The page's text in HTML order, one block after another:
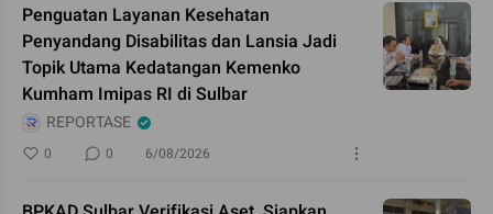
Penguatan Layanan Kesehatan
Penyandang Disabilitas dan Lansia Jadi
Topik Utama Kedatangan Kemenko
Kumham Imipas RI di Sulbar
REPORTASE
0 0 6/08/2026